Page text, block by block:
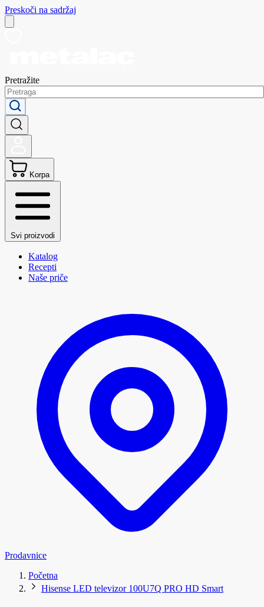
Preskoči na sadržaj
Pretražite
Korpa
Svi proizvodi
Katalog
Recepti
Naše priče
Prodavnice
Početna
Hisense LED televizor 100U7Q PRO HD Smart